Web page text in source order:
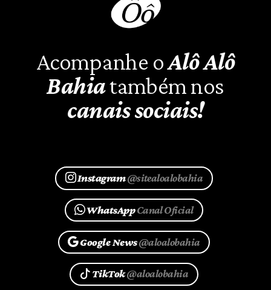
Acompanhe oAlô Alô
Bahiatambém nos
canais sociais!
Instagram@sitealoalobahia
WhatsAppCanal Oficial
Google News@aloalobahia
TikTok@aloalobahia